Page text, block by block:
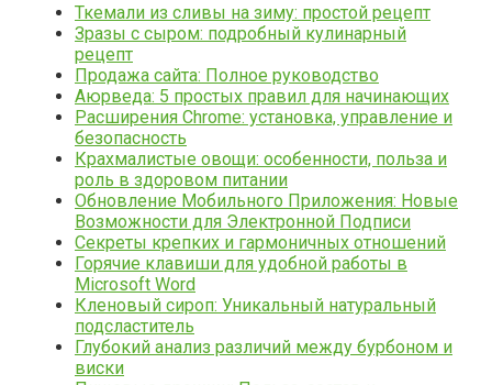
Ткемали из сливы на зиму: простой рецепт
Зразы с сыром: подробный кулинарный
рецепт
Продажа сайта: Полное руководство
Аюрведа: 5 простых правил для начинающих
Расширения Chrome: установка, управление и
безопасность
Крахмалистые овощи: особенности, польза и
роль в здоровом питании
Обновление Мобильного Приложения: Новые
Возможности для Электронной Подписи
Секреты крепких и гармоничных отношений
Горячие клавиши для удобной работы в
Microsoft Word
Кленовый сироп: Уникальный натуральный
подсластитель
Глубокий анализ различий между бурбоном и
виски